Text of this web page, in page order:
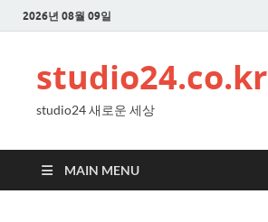
2026년 08월 09일
studio24.co.kr
studio24 새로운 세상
MAIN MENU